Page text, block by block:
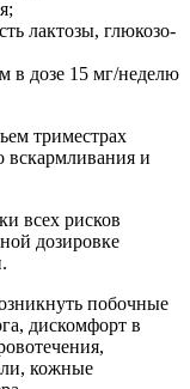
лактозы, глюкозо-
в дозе 15 мг/неделю
триместрах
вскармливания и
всех рисков
дозировке
побочные
дискомфорт в
кожные